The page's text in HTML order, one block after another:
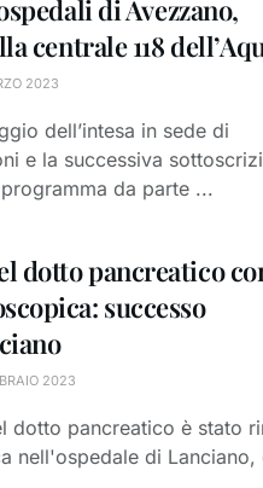
di Avezzano,
centrale 118
2023
dell’intesa in sede di
e la successiva
da parte ...
dotto pancreatico
successo
2023
dotto pancreatico è stato
nell'ospedale di Lanciano,